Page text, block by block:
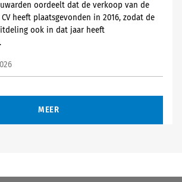
oordeelt dat de verkoop van de
heeft plaatsgevonden in 2016, zodat de
ook in dat jaar heeft
MEER